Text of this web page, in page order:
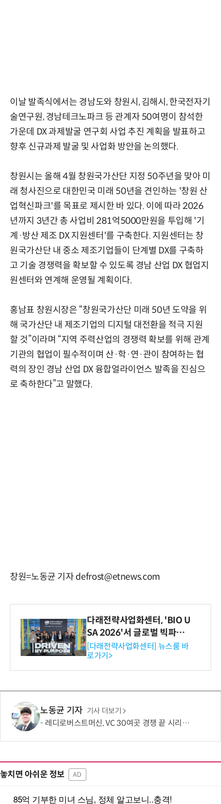
이날 발족식에서는 경남도와 창원시, 김해시, 한국전자기
술연구원, 경남테크노파크 등 관계자 50여명이 참석한
가운데 DX 과제발굴 연구회 사업 추진 계획을 발표하고
향후 신규과제 발굴 및 사업화 방안을 논의했다.
창원시는 올해 4월 창원국가산단 지정 50주년을 맞아 미
래 청사진으로 대한민국 미래 50년을 견인하는 '창원 산
업혁신파크'를 목표로 제시한 바 있다. 이에 따라 2026
년까지 3년간 총 사업비 281억5000만원을 투입해 '기
계·방산 제조 DX 지원센터'를 구축한다. 지원센터는 창
원국가산단 내 중소 제조기업들이 단계별 DX를 구축하
고 기술 경쟁력을 확보할 수 있도록 경남 산업 DX 협업지
원센터와 연계해 운영될 계획이다.
홍남표 창원시장은 “창원국가산단 미래 50년 도약을 위
해 국가산단 내 제조기업의 디지털 대전환을 적극 지원
할 것”이라며 “지역 주력산업의 경쟁력 확보를 위해 관계
기관의 협업이 필수적이며 산·학·연·관이 참여하는 협
력의 장인 경남 산업 DX 융합얼라이언스 발족을 진심으
로 축하한다”고 말했다.
창원=노동균 기자 defrost@etnews.com
다래전략사업화센터, 'BIO U
SA 2026'서 글로벌 빅파마
와의 비즈니스 미팅 지원…K
-바이오 해외 진출 교두보 확
보
[다래전략사업화센터] 뉴스룸 바
로가기>
노동균 기자 기사 더보기
레디로버스트머신, VC 30여곳 경쟁 끝 시리즈B 134억 유치…누적 229억
놓치면 아쉬운 정보 AD